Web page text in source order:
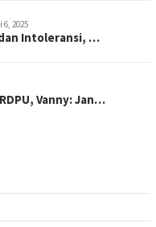
6, 2025
Intoleransi, …
Vanny: Jan…